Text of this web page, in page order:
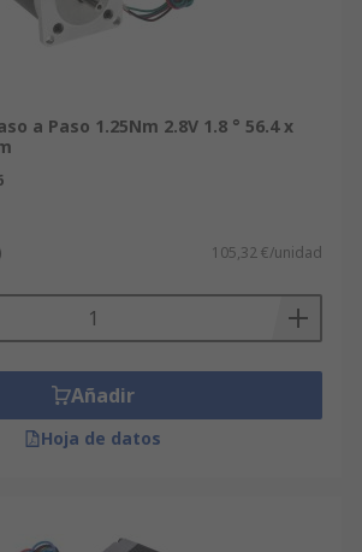
a Paso 1.25Nm 2.8V 1.8 ° 56.4 x
105,32 €/unidad
Añadir
Hoja de datos